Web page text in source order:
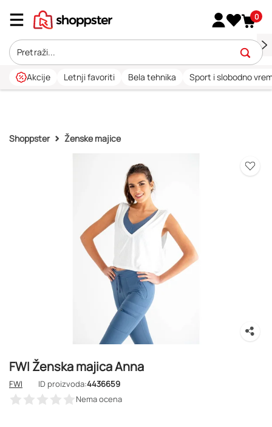
0
Akcije Letnji favoriti Bela tehnika Sport i slobodno
Shoppster Ženske majice
FWI Ženska majica Anna
FWI ID proizvoda:4436659
Nema ocena